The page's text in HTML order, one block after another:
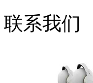
联系我们